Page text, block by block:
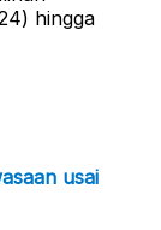
hingga
usai